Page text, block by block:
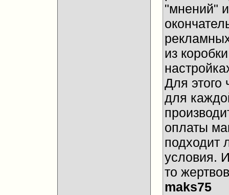
"мнений"
из
Для этого
для
оплаты
подходит
условия.
то
maks75